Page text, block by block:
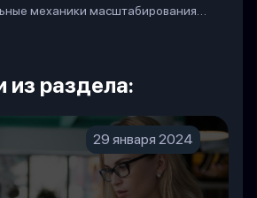
механики масштабирования
из раздела:
29 января 2024